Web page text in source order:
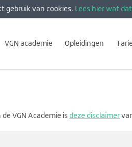
gebruik van cookies. Lees hier wat
VGN academie Opleidingen
VGN Academie is deze disclaimer